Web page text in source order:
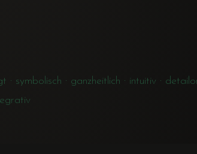
· ganzheitlich · intuitiv ·